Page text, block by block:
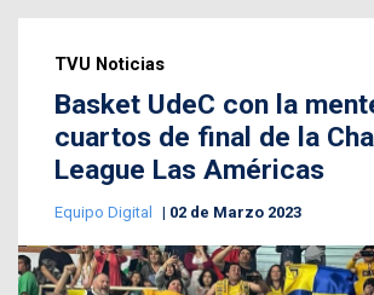
TVU Noticias
Basket UdeC con la
cuartos de final de la
League Las Américas
Equipo Digital 02 de Marzo 2023